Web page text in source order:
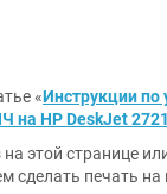
« Инструкции по
на HP DeskJet 2721
этой странице
сделать печать на